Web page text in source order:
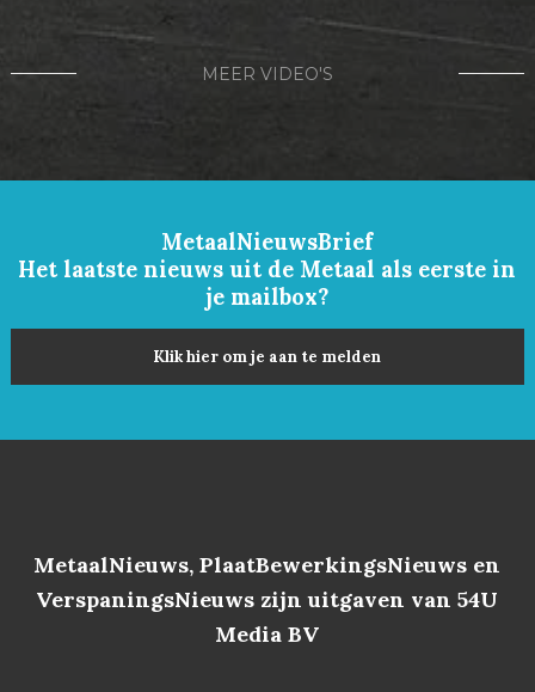
MEER VIDEO'S
MetaalNieuwsBrief
Het laatste nieuws uit de Metaal als eerste in
je mailbox?
Klik hier om je aan te melden
MetaalNieuws, PlaatBewerkingsNieuws en
VerspaningsNieuws zijn uitgaven van 54U
Media BV